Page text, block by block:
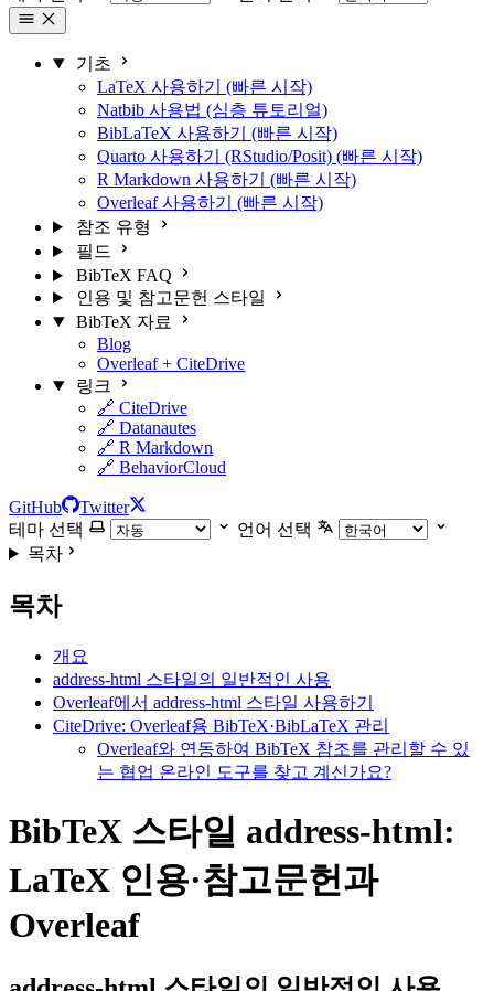
기초
LaTeX 사용하기 (빠른 시작)
Natbib 사용법 (심층 튜토리얼)
BibLaTeX 사용하기 (빠른 시작)
Quarto 사용하기 (RStudio/Posit) (빠른 시작)
R Markdown 사용하기 (빠른 시작)
Overleaf 사용하기 (빠른 시작)
참조 유형
필드
BibTeX FAQ
인용 및 참고문헌 스타일
BibTeX 자료
Blog
Overleaf + CiteDrive
링크
🔗 CiteDrive
🔗 Datanautes
🔗 R Markdown
🔗 BehaviorCloud
GitHub
Twitter
테마 선택
언어 선택
목차
목차
개요
address-html 스타일의 일반적인 사용
Overleaf에서 address-html 스타일 사용하기
CiteDrive: Overleaf용 BibTeX·BibLaTeX 관리
Overleaf와 연동하여 BibTeX 참조를 관리할 수 있
는 협업 온라인 도구를 찾고 계신가요?
BibTeX 스타일 address-html:
LaTeX 인용·참고문헌과
Overleaf